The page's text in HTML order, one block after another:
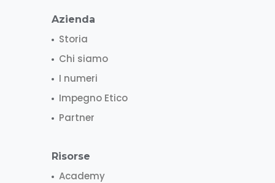
Azienda
Storia
Chi siamo
I numeri
Impegno Etico
Partner
Risorse
Academy